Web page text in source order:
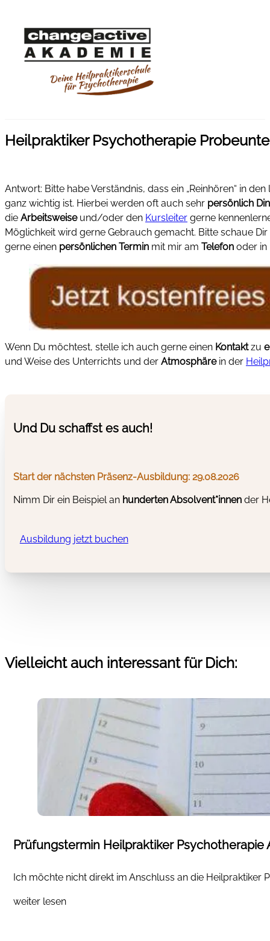
Heilpraktiker Psychotherapie
Antwort: Bitte habe Verständnis, dass ein „Reinhören“ in
ganz wichtig ist. Hierbei werden oft auch sehr persönlich
die Arbeitsweiseund/oder den Kursleiter gerne
Möglichkeit wird gerne Gebrauch gemacht. Bitte schaue
gerne einen persönlichen Termin mit mir am Telefon oder in
Wenn Du möchtest, stelle ich auch gerne einen Kontaktzu
und Weise des Unterrichts und der Atmosphärein der
Und Du schaffst es auch!
Start der nächsten Präsenz-Ausbildung: 29.08.2026
Nimm Dir ein Beispiel an hunderten Absolvent*innender
Ausbildung jetzt buchen
Vielleicht auch interessant für Dich:
Prüfungstermin Heilpraktiker Psychotherapie
Ich möchte nicht direkt im Anschluss an die Heilpraktiker
weiter lesen